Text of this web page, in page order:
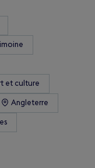
et culture
Angleterre